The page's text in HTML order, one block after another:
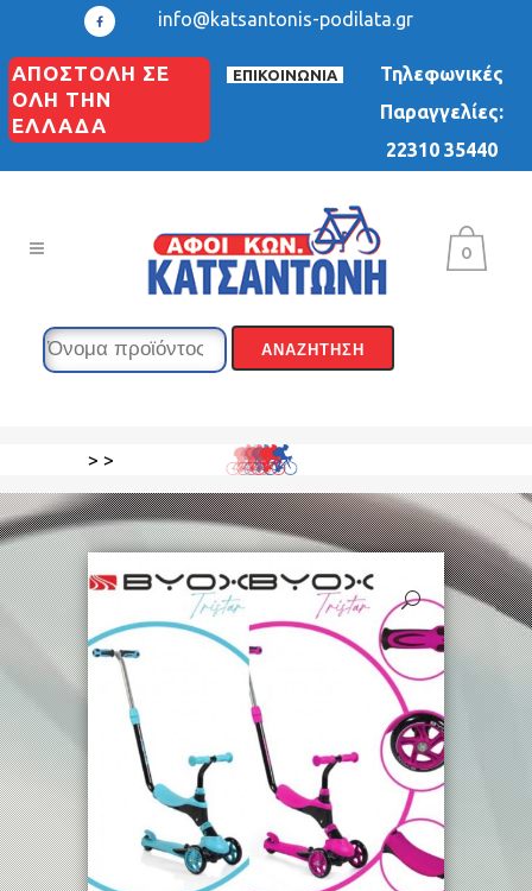
info@katsantonis-podilata.gr
ΑΠΟΣΤΟΛΗ ΣΕ
ΟΛΗ ΤΗΝ
ΕΛΛΑΔΑ
ΕΠΙΚΟΙΝΩΝΙΑ
Τηλεφωνικές
Παραγγελίες:
22310 35440
0
> >